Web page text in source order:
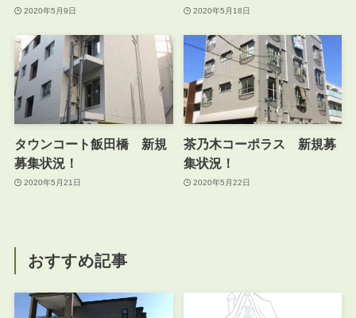
2020年5月9日 2020年5月18日
タウンコート飯田橋 新規
募集状況！
2020年5月21日
茶乃木コーポラス 新規募
集状況！
2020年5月22日
おすすめ記事